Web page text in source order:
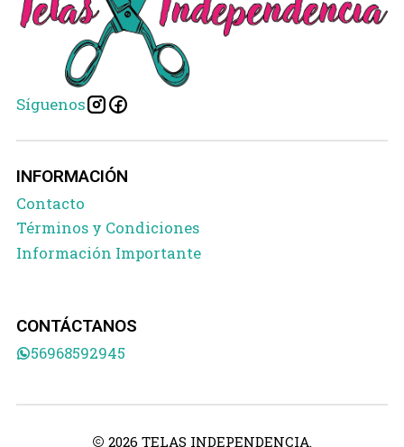
Síguenos
INFORMACIÓN
Contacto
Términos y Condiciones
Información Importante
CONTÁCTANOS
56968592945
2026 TELAS INDEPENDENCIA.